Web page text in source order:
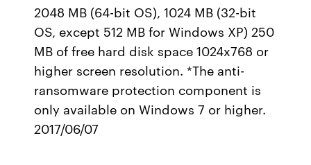
2048 MB (64-bit OS), 1024 MB (32-bit
OS, except 512 MB for Windows XP) 250
MB of free hard disk space 1024x768 or
higher screen resolution. *The anti-
ransomware protection component is
only available on Windows 7 or higher.
2017/06/07